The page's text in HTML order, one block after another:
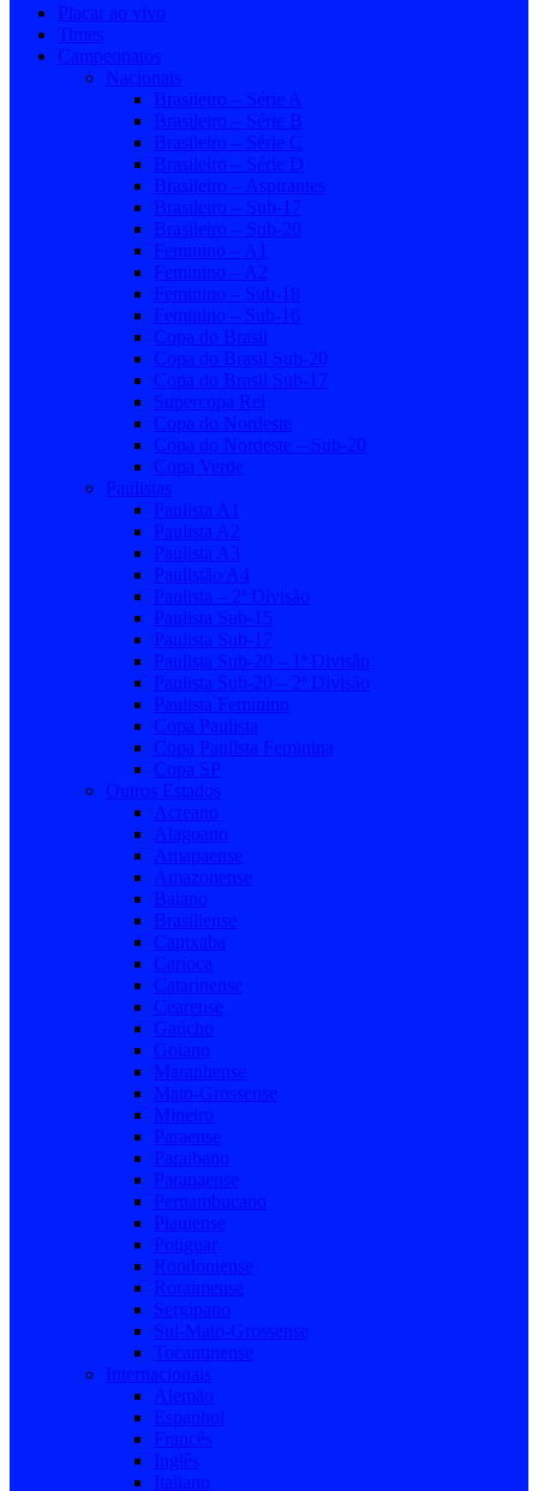
Placar ao vivo
Times
Campeonatos
Nacionais
Brasileiro – Série A
Brasileiro – Série B
Brasileiro – Série C
Brasileiro – Série D
Brasileiro – Aspirantes
Brasileiro – Sub-17
Brasileiro – Sub-20
Feminino – A1
Feminino – A2
Feminino – Sub-18
Feminino – Sub-16
Copa do Brasil
Copa do Brasil Sub-20
Copa do Brasil Sub-17
Supercopa Rei
Copa do Nordeste
Copa do Nordeste – Sub-20
Copa Verde
Paulistas
Paulista A1
Paulista A2
Paulista A3
Paulistão A4
Paulista – 2ª Divisão
Paulista Sub-15
Paulista Sub-17
Paulista Sub-20 – 1ª Divisão
Paulista Sub-20 – 2ª Divisão
Paulista Feminino
Copa Paulista
Copa Paulista Feminina
Copa SP
Outros Estados
Acreano
Alagoano
Amapaense
Amazonense
Baiano
Brasiliense
Capixaba
Carioca
Catarinense
Cearense
Gaúcho
Goiano
Maranhense
Mato-Grossense
Mineiro
Paraense
Paraibano
Paranaense
Pernambucano
Piauiense
Potiguar
Rondoniense
Roraimense
Sergipano
Sul-Mato-Grossense
Tocantinense
Internacionais
Alemão
Espanhol
Francês
Inglês
Italiano